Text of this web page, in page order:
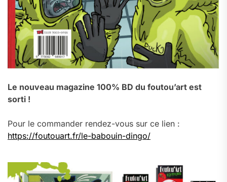
Le nouveau magazine 100% BD du foutou’art est
sorti !
Pour le commander rendez-vous sur ce lien :
https://foutouart.fr/le-babouin-dingo/